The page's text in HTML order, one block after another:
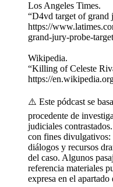
Los Angeles Times.
“D4vd target of grand
https://
grand-jury-probe-target
Wikipedia.
“Killing of Celeste
https://
⚠️ Este pódcast se
procedente de
judiciales
con fines divulgativos:
diálogos y recursos
del caso. Algunos
referencia materiales
expresa en el apartado